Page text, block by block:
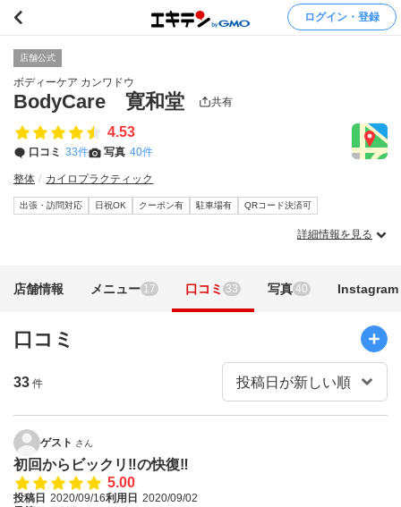
ログイン・登録
店舗公式
ボディーケア カンワドウ
BodyCare 寛和堂 共有
4.53
口コミ 33件 写真 40件
整体 カイロプラクティック
出張・訪問対応 日祝OK クーポン有 駐車場有 QRコード決済可
詳細情報を見る
店舗情報 メニュー 17 口コミ 33 写真 40 Instagram
口コミ
33 件
ゲスト さん
初回からビックリ‼️の快復‼️
5.00
投稿日 2020/09/16利用日 2020/09/02